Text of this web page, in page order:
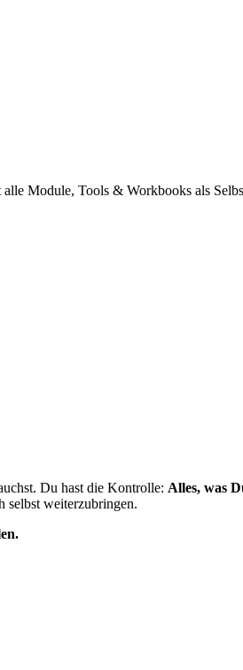
Module, Tools & Workbooks als
Du hast die Kontrolle: Alles, was
selbst weiterzubringen.